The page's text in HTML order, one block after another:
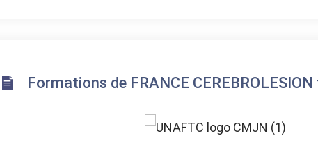
Formations de FRANCE